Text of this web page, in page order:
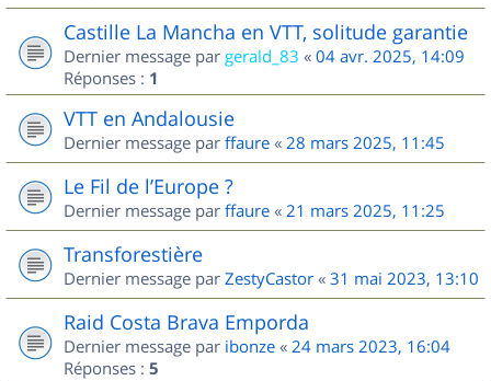
Castille La Mancha en VTT, solitude garantie
Dernier message par gerald_83 « 04 avr. 2025, 14:09
Réponses : 1
VTT en Andalousie
Dernier message par ffaure « 28 mars 2025, 11:45
Le Fil de l’Europe ?
Dernier message par ffaure « 21 mars 2025, 11:25
Transforestière
Dernier message par ZestyCastor « 31 mai 2023, 13:10
Raid Costa Brava Emporda
Dernier message par ibonze « 24 mars 2023, 16:04
Réponses : 5